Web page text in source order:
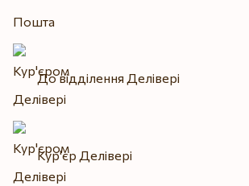
До відділення Делівері
Кур'єр Делівері